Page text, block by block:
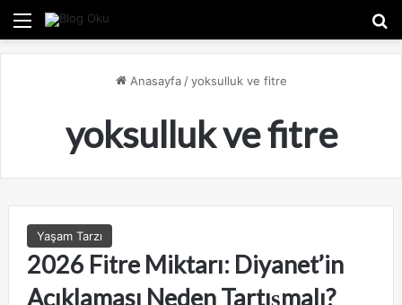
Menü
Anasayfa / yoksulluk ve fitre
yoksulluk ve fitre
Yaşam Tarzı
2026 Fitre Miktarı: Diyanet’in
Açıklaması Neden Tartışmalı?